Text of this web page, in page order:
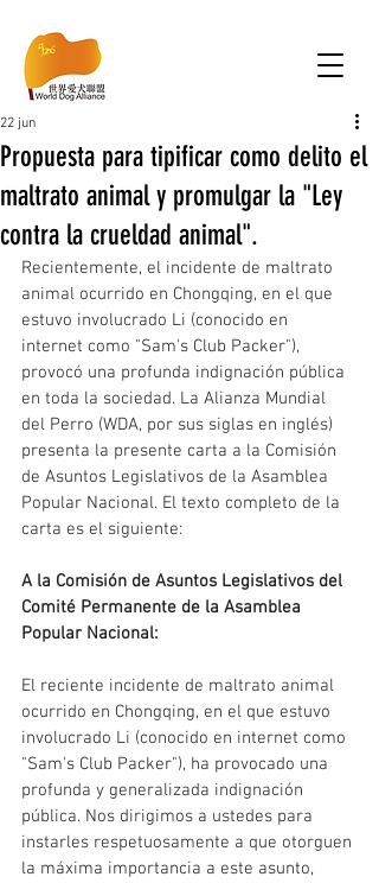
Propuesta para tipificar como delito el
maltrato animal y promulgar la "Ley
contra la crueldad animal".
22 jun
Recientemente, el incidente de maltrato
animal ocurrido en Chongqing, en el que
estuvo involucrado Li (conocido en
internet como "Sam's Club Packer"),
provocó una profunda indignación pública
en toda la sociedad. La Alianza Mundial
del Perro (WDA, por sus siglas en inglés)
presenta la presente carta a la Comisión
de Asuntos Legislativos de la Asamblea
Popular Nacional. El texto completo de la
carta es el siguiente:
A la Comisión de Asuntos Legislativos del
Comité Permanente de la Asamblea
Popular Nacional:
El reciente incidente de maltrato animal
ocurrido en Chongqing, en el que estuvo
involucrado Li (conocido en internet como
"Sam's Club Packer"), ha provocado una
profunda y generalizada indignación
pública. Nos dirigimos a ustedes para
instarles respetuosamente a que otorguen
la máxima importancia a este asunto,